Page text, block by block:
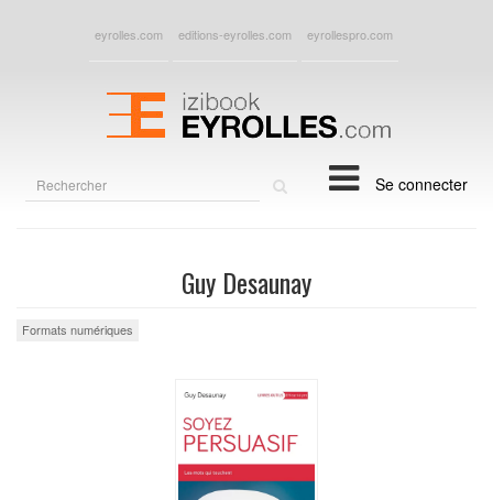
eyrolles.com editions-eyrolles.com eyrollespro.com
Se connecter
Guy Desaunay
Formats numériques